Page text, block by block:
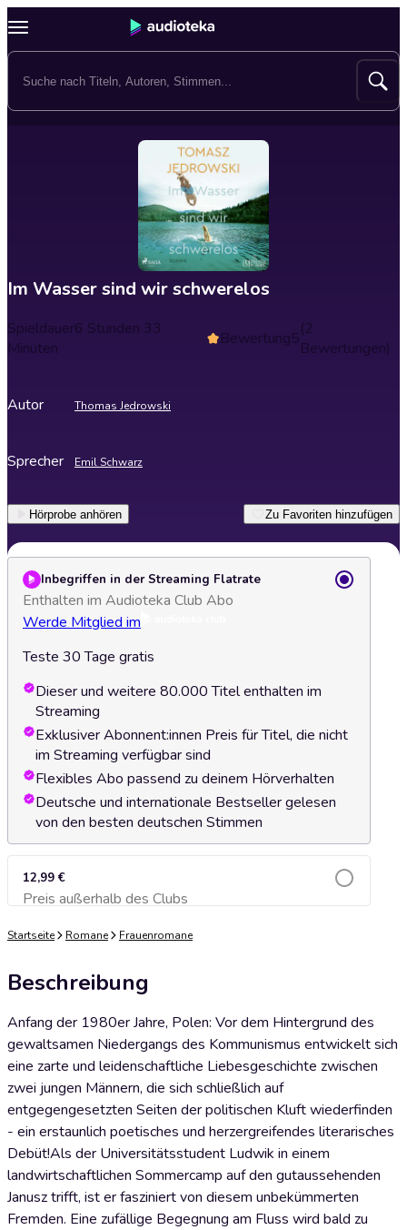
Im Wasser sind wir schwerelos
Spieldauer6 Stunden 33
Minuten
Bewertung5(2
Bewertungen)
Autor Thomas Jedrowski
Sprecher Emil Schwarz
Hörprobe anhören Zu Favoriten hinzufügen
Inbegriffen in der Streaming Flatrate
Enthalten im Audioteka Club Abo
Werde Mitglied im
Teste 30 Tage gratis
Dieser und weitere 80.000 Titel enthalten im
Streaming
Exklusiver Abonnent:innen Preis für Titel, die nicht
im Streaming verfügbar sind
Flexibles Abo passend zu deinem Hörverhalten
Deutsche und internationale Bestseller gelesen
von den besten deutschen Stimmen
12,99 €
Preis außerhalb des ClubsZum Warenkorb hinzufügen
Startseite Romane Frauenromane
Beschreibung
Anfang der 1980er Jahre, Polen: Vor dem Hintergrund des
gewaltsamen Niedergangs des Kommunismus entwickelt sich
eine zarte und leidenschaftliche Liebesgeschichte zwischen
zwei jungen Männern, die sich schließlich auf
entgegengesetzten Seiten der politischen Kluft wiederfinden
- ein erstaunlich poetisches und herzergreifendes literarisches
Debüt!Als der Universitätsstudent Ludwik in einem
landwirtschaftlichen Sommercamp auf den gutaussehenden
Janusz trifft, ist er fasziniert von diesem unbekümmerten
Fremden. Eine zufällige Begegnung am Fluss wird bald zu